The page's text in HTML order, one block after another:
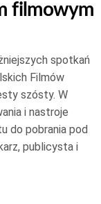
filmowym
spotkań
Filmów
szósty. W
i nastroje
do pobrania pod
publicysta i